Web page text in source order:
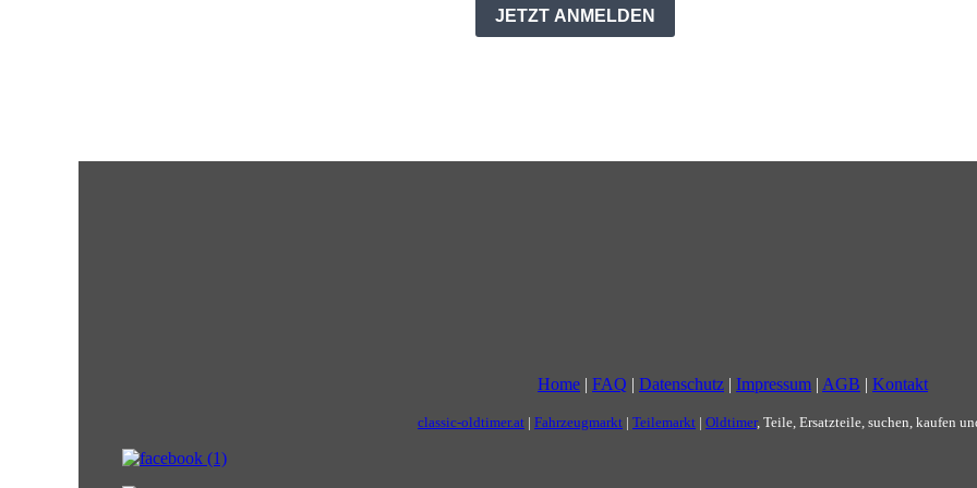
Home | FAQ | Datenschutz | Impressum | AGB | Kontakt
classic-oldtimer.at | Fahrzeugmarkt | Teilemarkt | Oldtimer, Teile, Ersatzteile, suchen, kaufen